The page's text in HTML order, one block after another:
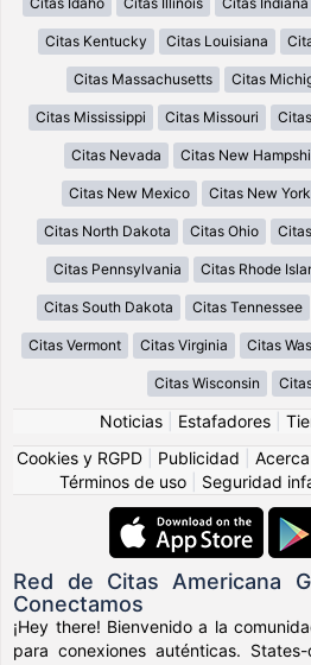
Citas Kentucky Citas Louisiana
Citas Massachusetts Citas
Citas Mississippi Citas Missouri
Citas Nevada Citas New
Citas New Mexico Citas New York
Citas North Dakota Citas Ohio
Citas Pennsylvania Citas Rhode
Citas South Dakota Citas Tennessee
Citas Vermont Citas Virginia Citas
Citas Wisconsin
Noticias Estafadores
Cookies y RGPD
Publicidad
Términos de uso
Seguridad
Red de Citas Americana
Conectamos
¡Hey there! Bienvenido a la
para conexiones auténticas.